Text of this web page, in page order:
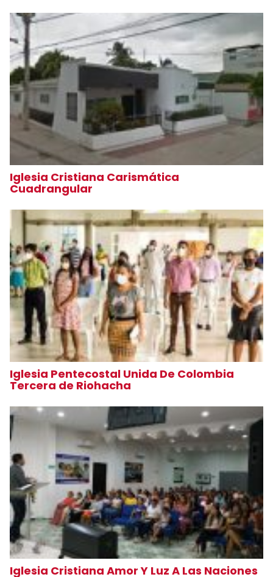
Iglesia Cristiana Carismática
Cuadrangular
Iglesia Pentecostal Unida De Colombia
Tercera de Riohacha
Iglesia Cristiana Amor Y Luz A Las Naciones